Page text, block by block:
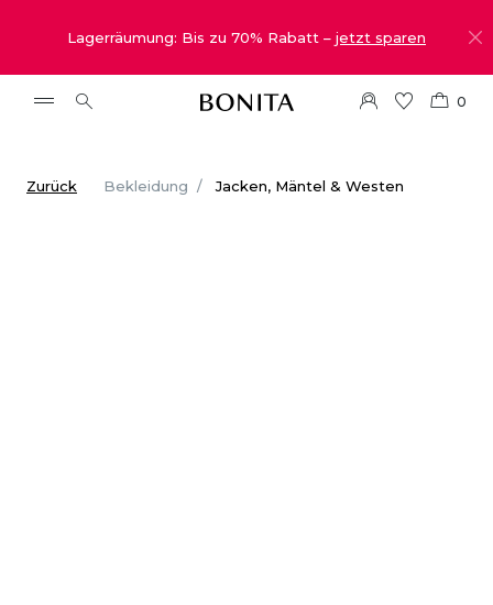
Lagerräumung: Bis zu 70% Rabatt – jetzt sparen
0
Zurück Bekleidung Jacken, Mäntel & Westen